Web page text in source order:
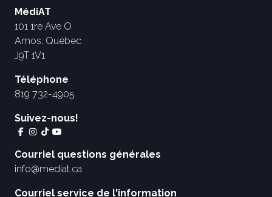
MédiAT
101 1re Ave O
Amos, Québec
J9T 1V1
Téléphone
819 732-4905
Suivez-nous!
Courriel questions générales
info@mediat.ca
Courriel service de l'information